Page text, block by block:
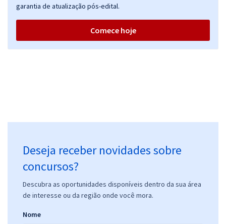
garantia de atualização pós-edital.
Comece hoje
Deseja receber novidades sobre
concursos?
Descubra as oportunidades disponíveis dentro da sua área
de interesse ou da região onde você mora.
Nome